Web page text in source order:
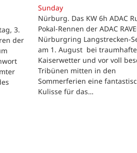
3.
der
Sunday
Nürburg. Das KW 6h ADAC
Pokal-Rennen der ADAC
Nürburgring Langstrecken-
am 1. August bei
Kaiserwetter und vor voll
Tribünen mitten in den
Sommerferien eine
Kulisse für das…